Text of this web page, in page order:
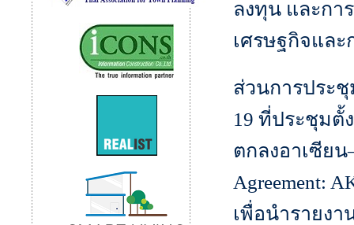
ลงทุน และกา
เศรษฐกิจและ
ส่วนการประ
19 ที่ประชุมตั้
ตกลงอาเซียน
Agreement:
เพื่อนำรายง